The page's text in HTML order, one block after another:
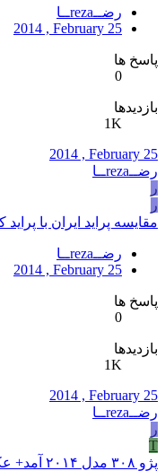
رضــrezaــا
2014 , February 25
پاسخ ها
0
بازدیدها
1K
2014 , February 25
رضــrezaــا
ر
ر
مقایسه پراید ایران با پراید
رضــrezaــا
2014 , February 25
پاسخ ها
0
بازدیدها
1K
2014 , February 25
رضــrezaــا
ر
T
پژو ۳۰۸ مدل ۲۰۱۴ آمد+ عکس